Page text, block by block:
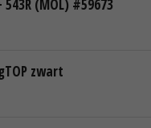
543R (MOL) #59673
zwart